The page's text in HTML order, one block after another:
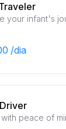
your infant's
/dia
peace of